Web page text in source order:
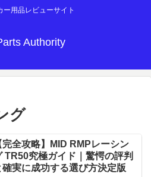
ー用品レビューサイト
Authority
グ
完全攻略】MID RMPレーシン
TR50究極ガイド｜驚愕の評判
確実に成功する選び方決定版